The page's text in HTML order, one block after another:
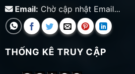
Email: Chờ cập nhật Email...
THỐNG KÊ TRUY CẬP